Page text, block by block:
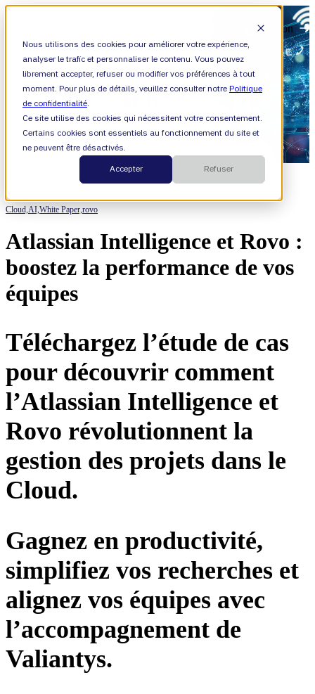
Nous utilisons des cookies pour améliorer votre expérience,
analyser le trafic et personnaliser le contenu. Vous pouvez
librement accepter, refuser ou modifier vos préférences à tout
moment. Pour plus de détails, veuillez consulter notrePolitique
de confidentialité.
Ce site utilise des cookies qui nécessitent votre consentement.
Certains cookies sont essentiels au fonctionnement du site et
ne peuvent être désactivés.
Accepter
Refuser
Open main navigation
Cloud,AI,White Paper,rovo
Atlassian Intelligence et Rovo :
boostez la performance de vos
équipes
Téléchargez l’étude de cas
pour découvrir comment
l’Atlassian Intelligence et
Rovo révolutionnent la
gestion des projets dans le
Cloud.
Gagnez en productivité,
simplifiez vos recherches et
alignez vos équipes avec
l’accompagnement de
Valiantys.